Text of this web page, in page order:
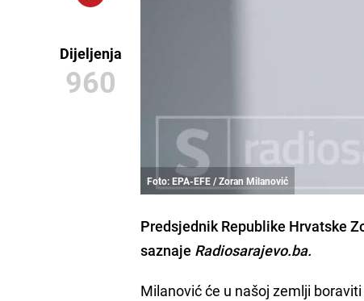
Dijeljenja
960
Foto: EPA-EFE / Zoran Milanović
Predsjednik Republike Hrvatske
saznaje Radiosarajevo.ba.
Milanović će u našoj zemlji